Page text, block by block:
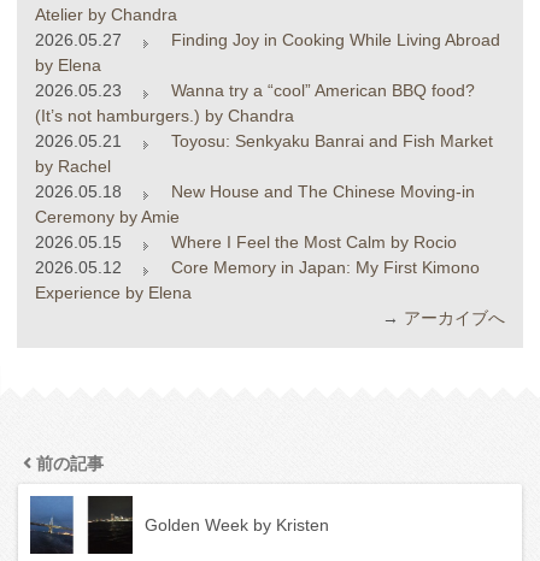
Atelier by Chandra
2026.05.27
Finding Joy in Cooking While Living Abroad
by Elena
2026.05.23
Wanna try a “cool” American BBQ food?
(It’s not hamburgers.) by Chandra
2026.05.21
Toyosu: Senkyaku Banrai and Fish Market
by Rachel
2026.05.18
New House and The Chinese Moving-in
Ceremony by Amie
2026.05.15
Where I Feel the Most Calm by Rocio
2026.05.12
Core Memory in Japan: My First Kimono
Experience by Elena
→ アーカイブへ
前の記事
Golden Week by Kristen